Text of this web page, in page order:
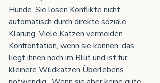
Hunde. Sie lösen Konflikte nicht
automatisch durch direkte soziale
Klärung. Viele Katzen vermeiden
Konfrontation, wenn sie können, das
liegt ihnen noch im Blut und ist für
kleinere Wildkatzen Überlebens